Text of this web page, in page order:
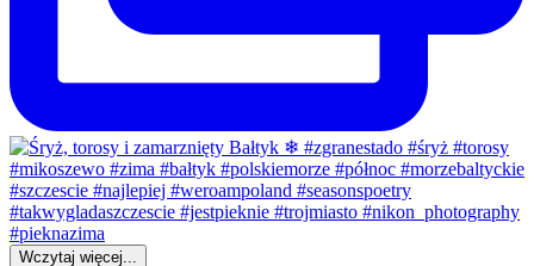
Wczytaj więcej...